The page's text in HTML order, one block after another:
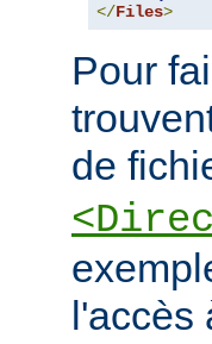
</Files>
Pour
de
l'accès